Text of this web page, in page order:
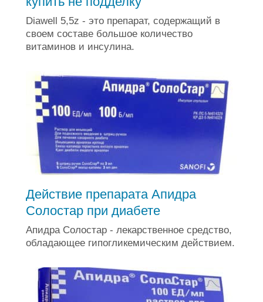
Diawell 5,5z - это препарат, содержащий в
своем составе большое количество
витаминов и инсулина.
Действие препарата Апидра
Солостар при диабете
Апидра Солостар - лекарственное средство,
обладающее гипогликемическим действием.